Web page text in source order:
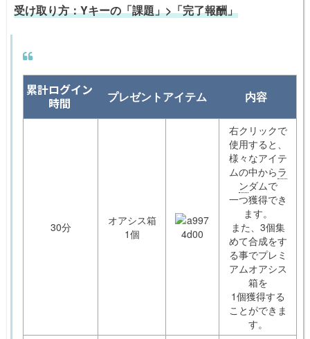
受け取り方：Yキーの「課題」>「完了報酬」
累計ログイン
時間
プレゼントアイテム 内容
30分
オアシス箱
1個
右クリックで
使用すると、
様々なアイテ
ムの中からラ
ンダムで
一つ獲得でき
ます。
また、3個集
めて合成をす
る事でプレミ
アムオアシス
箱を
1個獲得する
ことができま
す。